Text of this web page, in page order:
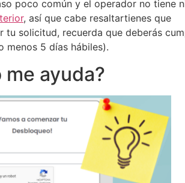
poco común y el operador no tiene
, así que cabe resaltartienes que
tu solicitud, recuerda que deberás
menos 5 días hábiles).
ayuda?